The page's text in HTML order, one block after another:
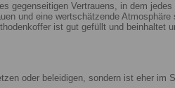
gegenseitigen Vertrauens, in dem
und eine wertschätzende
ist gut gefüllt und beinhaltet
oder beleidigen, sondern ist eher im